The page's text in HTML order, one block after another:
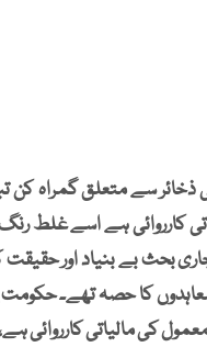
سے متعلق گمراہ کن
کارروائی ہے اسے غلط
بحث بے بنیاد اور
کا حصہ تھے۔
کی مالیاتی کارروائی